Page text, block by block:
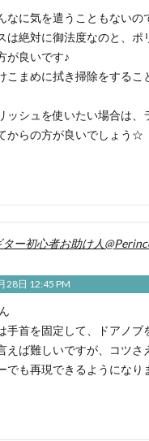
なに気を遣うこともないの
は絶対に御法度なのと、ポ
が良いです♪
こまめに拭き掃除をするこ
ッシュを使いたい場合は、
からの方が良いでしょう☆
ター初心者お助け人
28日 12:45 PM
手首を固定して、ドアノブ
えば難しいですが、コツさ
でも再現できるようになり